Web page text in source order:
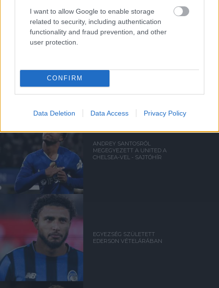
I want to allow Google to enable storage
related to security, including authentication
functionality and fraud prevention, and other
user protection.
CONFIRM
Data Deletion Data Access Privacy Policy
PLETYKÁK, ÁTIGAZOLÁSOK
UNITED TIELEMANSRÓL
ANDREY SANTOSRÓL
MEGEGYEZETT A UNITED A
CHELSEA-VEL - SAJTÓHÍR
EGYEZSÉG SZÜLETETT
EDERSON VÉTELÁRÁBAN